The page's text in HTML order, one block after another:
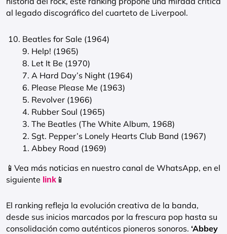
al legado discográfico del cuarteto de Liverpool.
Beatles for Sale (1964)
9. Help! (1965)
8. Let It Be (1970)
7. A Hard Day’s Night (1964)
6. Please Please Me (1963)
5. Revolver (1966)
4. Rubber Soul (1965)
3. The Beatles (The White Album, 1968)
2. Sgt. Pepper’s Lonely Hearts Club Band (1967)
1. Abbey Road (1969)
📱Vea más noticias en nuestro canal de WhatsApp, en el
siguiente link 📱
El ranking refleja la evolución creativa de la banda,
desde sus inicios marcados por la frescura pop hasta su
consolidación como auténticos pioneros sonoros. ‘Abbey